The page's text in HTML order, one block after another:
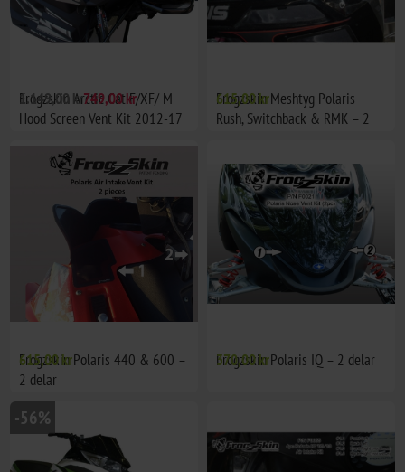
Frogzskin Arctic Cat F/XF/ M
Hood Screen Vent Kit 2012-17
1.149,00 kr749,00 kr
Frogzskin Meshtyg Polaris
Rush, Switchback & RMK – 2
615,00 kr
Frogzskin Polaris 440 & 600 –
2 delar
615,00 kr Frogzskin Polaris IQ – 2 delar
370,00 kr
-56%